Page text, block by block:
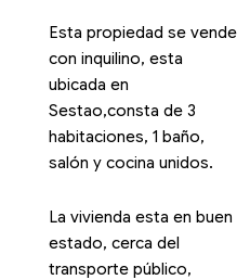
Esta propiedad se vende
con inquilino, esta
ubicada en
Sestao,consta de 3
habitaciones, 1 baño,
salón y cocina unidos.
La vivienda esta en buen
estado, cerca del
transporte público,